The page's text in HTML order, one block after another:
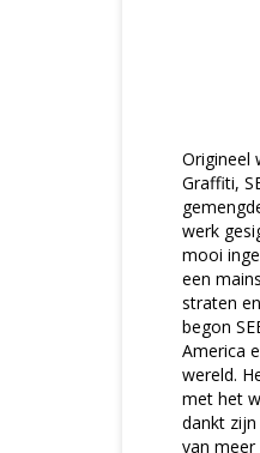
Origineel
Graffiti,
werk
mooi
een
straten
begon
America
wereld.
met het
dankt
van